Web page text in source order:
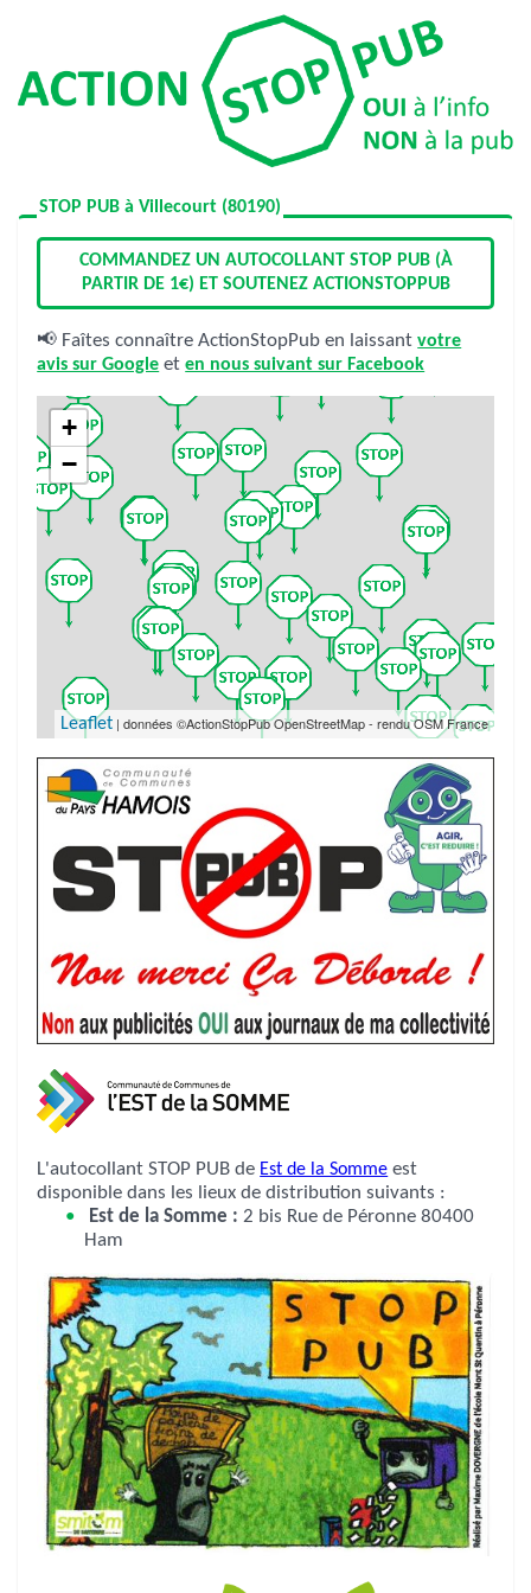
STOP PUB à Villecourt (80190)
COMMANDEZ UN AUTOCOLLANT STOP PUB (À
PARTIR DE 1€) ET SOUTENEZ ACTIONSTOPPUB
📢 Faîtes connaître ActionStopPub en laissantvotre
avis sur Google eten nous suivant sur Facebook
+
−
Leaflet| données ©ActionStopPub OpenStreetMap - rendu OSM France
L'autocollant STOP PUB de Est de la Somme est
disponible dans les lieux de distribution suivants :
Est de la Somme : 2 bis Rue de Péronne 80400
Ham